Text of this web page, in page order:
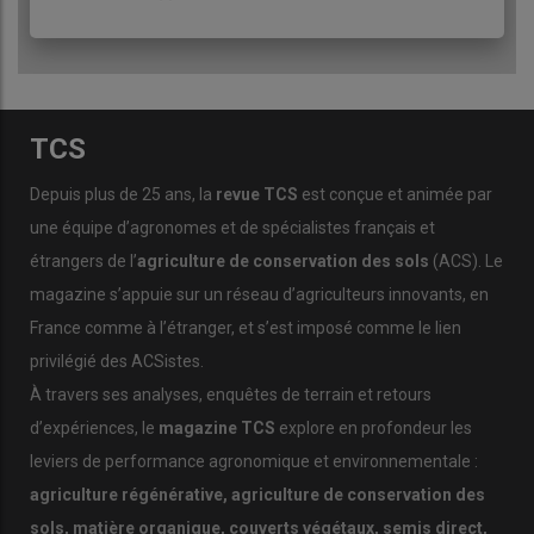
forestières pour répondre à la demande de bois énergie. Mais je
Progressivement, le végétal remplace la ferraille…
Et puis il y a cinq ans, Francis et Isabelle se lancent dans la
plantation d’une truffière. Ils ont quelques petites parcelles
« Avec l’obligation des ZNT [zones de non-traitement], la surface
cultivable ne valait plus le coup. On a donc décidé de planter des
arbres truffiers. » C’est une activité à part entière, une passion
qui se rajoute, Isabelle devenant présidente des producteurs de
truffes de la Marne. Mais surtout, même avec un bagage en
ACS conséquent, ce nouveau projet entraîne Francis encore
plus loin dans son intérêt pour le sol. Avide de formations, il est
intarissable sur les champignons du sol. Il multiplie les
formations en matière d’ACS, jusqu’à semer toutes ses
cultures et intercultures en semis direct, excepté la betterave.
TCS
Depuis plus de 25 ans, la revue TCS est conçue et animée par
une équipe d’agronomes et de spécialistes français et
étrangers de l’agriculture de conservation des sols (ACS). Le
magazine s’appuie sur un réseau d’agriculteurs innovants, en
France comme à l’étranger, et s’est imposé comme le lien
privilégié des ACSistes.
À travers ses analyses, enquêtes de terrain et retours
d’expériences, le magazine TCS explore en profondeur les
leviers de performance agronomique et environnementale :
agriculture régénérative, agriculture de conservation des
sols, matière organique, couverts végétaux, semis direct,